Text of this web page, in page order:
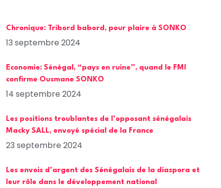
Chronique: Tribord babord, pour plaire à SONKO
13 septembre 2024
Economie: Sénégal, “pays en ruine”, quand le FMI
confirme Ousmane SONKO
14 septembre 2024
Les positions troublantes de l’opposant sénégalais
Macky SALL, envoyé spécial de la France
23 septembre 2024
Les envois d’argent des Sénégalais de la diaspora et
leur rôle dans le développement national